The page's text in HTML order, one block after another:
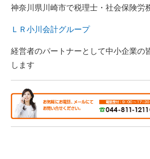
神奈川県川崎市で税理士・社会保険労
ＬＲ小川会計グループ
経営者のパートナーとして中小企業の
します